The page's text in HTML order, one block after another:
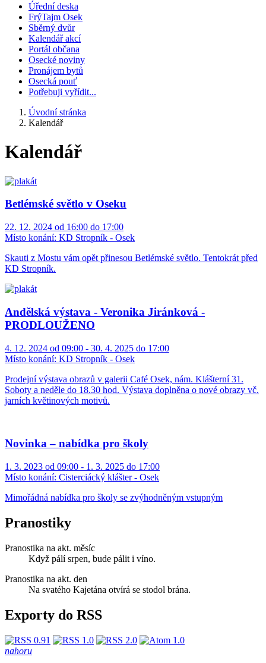
Úřední deska
FrýTajm Osek
Sběrný dvůr
Kalendář akcí
Portál občana
Osecké noviny
Pronájem bytů
Osecká pouť
Potřebuji vyřídit...
Úvodní stránka
Kalendář
Kalendář
Betlémské světlo v Oseku
22. 12. 2024 od 16:00 do 17:00
Místo konání: KD Stropník - Osek
Skauti z Mostu vám opět přinesou Betlémské světlo. Tentokrát před
KD Stropník.
Andělská výstava - Veronika Jiránková -
PRODLOUŽENO
4. 12. 2024 od 09:00 - 30. 4. 2025 do 17:00
Místo konání: KD Stropník - Osek
Prodejní výstava obrazů v galerii Café Osek, nám. Klášterní 31.
Soboty a neděle do 18.30 hod. Výstava doplněna o nové obrazy vč.
jarních květinových motivů.
Novinka – nabídka pro školy
1. 3. 2023 od 09:00 - 1. 3. 2025 do 17:00
Místo konání: Cisterciácký klášter - Osek
Mimořádná nabídka pro školy se zvýhodněným vstupným
Pranostiky
Pranostika na akt. měsíc
Když pálí srpen, bude pálit i víno.
Pranostika na akt. den
Na svatého Kajetána otvírá se stodol brána.
Exporty do RSS
nahoru